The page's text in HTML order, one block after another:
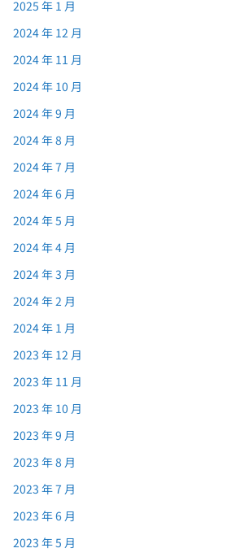
2025 年 1 月
2024 年 12 月
2024 年 11 月
2024 年 10 月
2024 年 9 月
2024 年 8 月
2024 年 7 月
2024 年 6 月
2024 年 5 月
2024 年 4 月
2024 年 3 月
2024 年 2 月
2024 年 1 月
2023 年 12 月
2023 年 11 月
2023 年 10 月
2023 年 9 月
2023 年 8 月
2023 年 7 月
2023 年 6 月
2023 年 5 月